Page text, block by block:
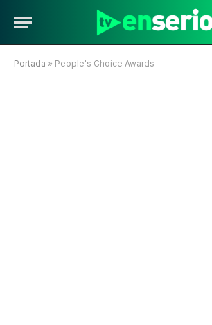
Portada » People's Choice Awards